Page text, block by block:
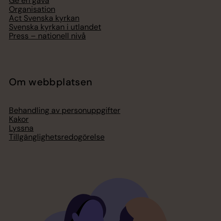
Organisation
Act Svenska kyrkan
Svenska kyrkan i utlandet
Press – nationell nivå
Om webbplatsen
Behandling av personuppgifter
Kakor
Lyssna
Tillgänglighetsredogörelse